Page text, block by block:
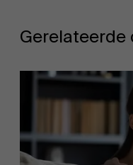
Gerelateerde